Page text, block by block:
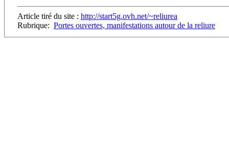
Article tiré du site : http://start5g.ovh.net/~reliurea
Rubrique: Portes ouvertes, manifestations autour de la reliure